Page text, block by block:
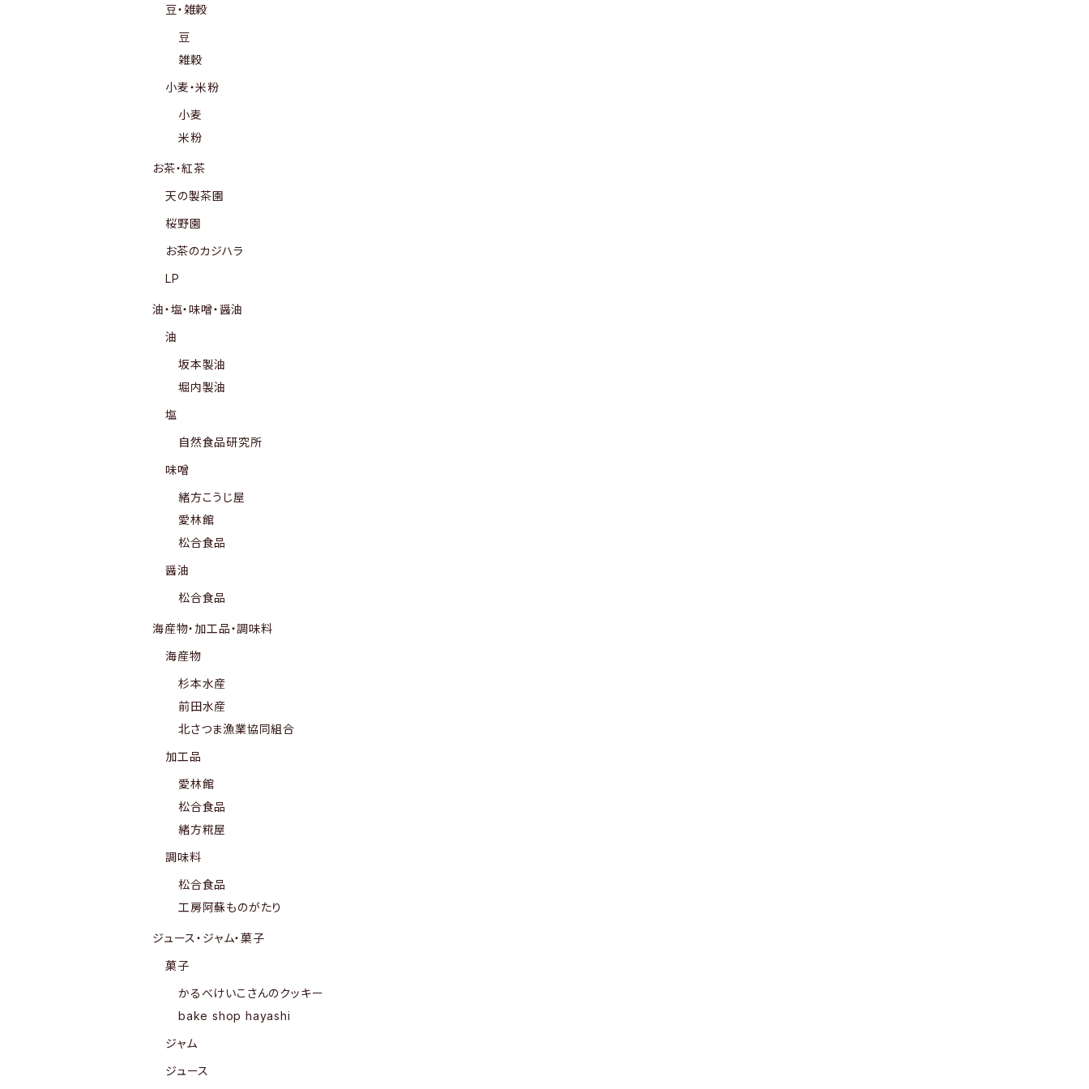
豆・雑穀
豆
雑穀
小麦・米粉
小麦
米粉
お茶・紅茶
天の製茶園
桜野園
お茶のカジハラ
LP
油・塩・味噌・醤油
油
坂本製油
堀内製油
塩
自然食品研究所
味噌
緒方こうじ屋
愛林館
松合食品
醤油
松合食品
海産物・加工品・調味料
海産物
杉本水産
前田水産
北さつま漁業協同組合
加工品
愛林館
松合食品
緒方糀屋
調味料
松合食品
工房阿蘇ものがたり
ジュース・ジャム・菓子
菓子
かるべけいこさんのクッキー
bake shop hayashi
ジャム
ジュース